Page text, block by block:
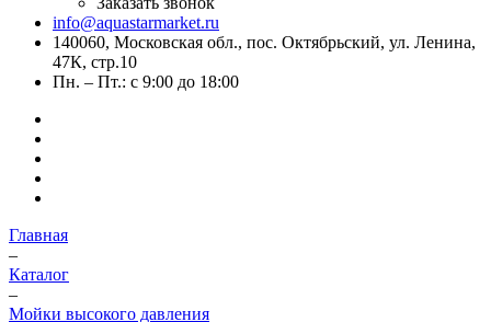
info@aquastarmarket.ru
140060, Московская обл., пос. Октябрьский, ул. Ленина,
47К, стр.10
Пн. – Пт.: с 9:00 до 18:00
Главная
–
Каталог
–
Мойки высокого давления